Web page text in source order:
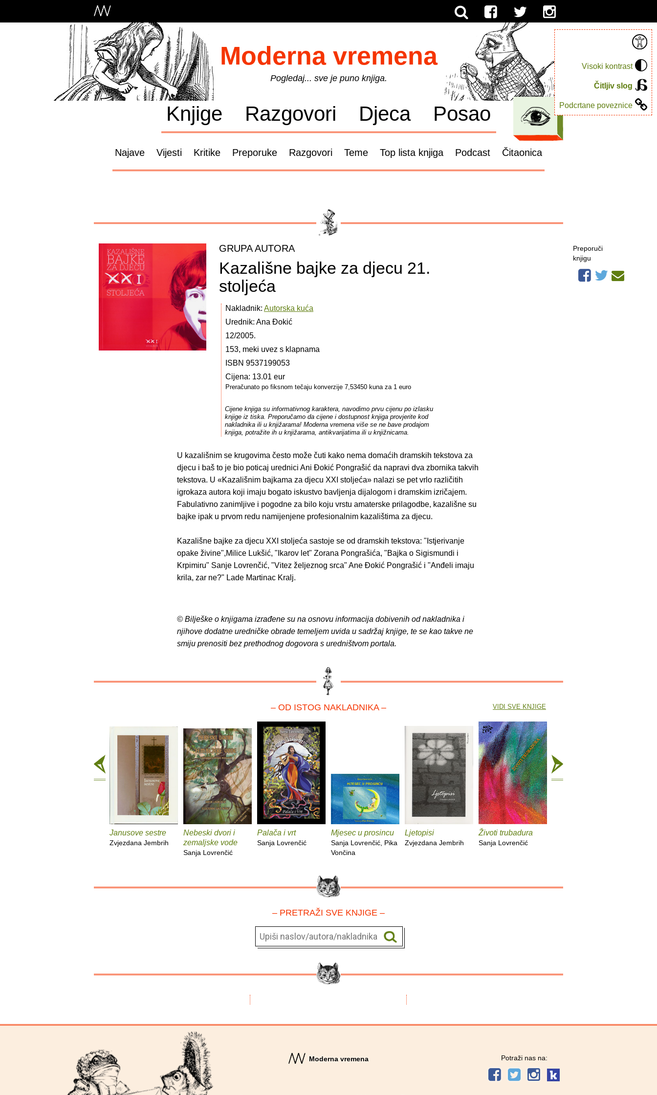
Visoki kontrast
Čitljiv slog
Podcrtane poveznice
Moderna vremena
Pogledaj... sve je puno knjiga.
Knjige Razgovori Djeca Posao
Najave Vijesti Kritike Preporuke Razgovori Teme Top lista knjiga Podcast Čitaonica
GRUPA AUTORA
Kazališne bajke za djecu 21.
stoljeća
Nakladnik: Autorska kuća
Urednik: Ana Ðokić
12/2005.
153, meki uvez s klapnama
ISBN 9537199053
Cijena: 13.01 eur
Preračunato po fiksnom tečaju konverzije 7,53450 kuna za 1 euro
Cijene knjiga su informativnog karaktera, navodimo prvu cijenu po izlasku
knjige iz tiska. Preporučamo da cijene i dostupnost knjiga provjerite kod
nakladnika ili u knjižarama! Moderna vremena više se ne bave prodajom
knjiga, potražite ih u knjižarama, antikvarijatima ili u knjižnicama.
U kazališnim se krugovima često može čuti kako nema domaćih dramskih tekstova za
djecu i baš to je bio poticaj urednici Ani Ðokić Pongrašić da napravi dva zbornika takvih
tekstova. U «Kazališnim bajkama za djecu XXI stoljeća» nalazi se pet vrlo različitih
igrokaza autora koji imaju bogato iskustvo bavljenja dijalogom i dramskim izričajem.
Fabulativno zanimljive i pogodne za bilo koju vrstu amaterske prilagodbe, kazališne su
bajke ipak u prvom redu namijenjene profesionalnim kazalištima za djecu.
Kazališne bajke za djecu XXI stoljeća sastoje se od dramskih tekstova: "Istjerivanje
opake živine",Milice Lukšić, "Ikarov let" Zorana Pongrašića, "Bajka o Sigismundi i
Krpimiru" Sanje Lovrenčić, "Vitez željeznog srca" Ane Ðokić Pongrašić i "Anđeli imaju
krila, zar ne?" Lade Martinac Kralj.
© Bilješke o knjigama izrađene su na osnovu informacija dobivenih od nakladnika i
njihove dodatne uredničke obrade temeljem uvida u sadržaj knjige, te se kao takve ne
smiju prenositi bez prethodnog dogovora s uredništvom portala.
Preporuči
knjigu
– OD ISTOG NAKLADNIKA –
Janusove sestre
Zvjezdana Jembrih
Nebeski dvori i
zemaljske vode
Sanja Lovrenčić
Palača i vrt
Sanja Lovrenčić
Mjesec u prosincu
Sanja Lovrenčić, Pika
Vončina
Ljetopisi
Zvjezdana Jembrih
Životi trubadura
Sanja Lovrenčić
VIDI SVE KNJIGE
– PRETRAŽI SVE KNJIGE –
Moderna vremena Potraži nas na: